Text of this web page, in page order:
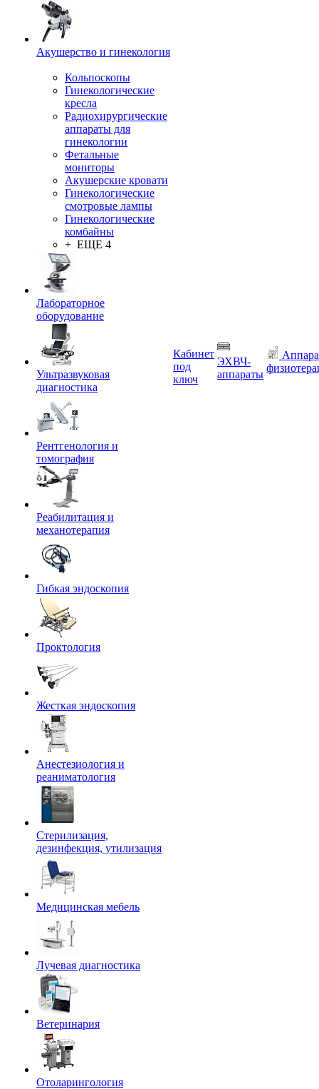
Акушерство и гинекология
Кольпоскопы
Гинекологические
кресла
Радиохирургические
аппараты для
гинекологии
Фетальные
мониторы
Акушерские кровати
Гинекологические
смотровые лампы
Гинекологические
комбайны
+ ЕЩЕ 4
Лабораторное
оборудование
Ультразвуковая
диагностика
Рентгенология и
томография
Реабилитация и
механотерапия
Гибкая эндоскопия
Проктология
Жесткая эндоскопия
Анестезиология и
реаниматология
Стерилизация,
дезинфекция, утилизация
Медицинская мебель
Лучевая диагностика
Ветеринария
Отоларингология
Кабинет
под
ключ
ЭХВЧ-
аппараты